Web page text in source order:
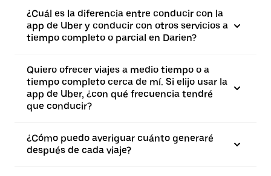
¿Cuál es la diferencia entre conducir con la
app de Uber y conducir con otros servicios a
tiempo completo o parcial en Darien?
Quiero ofrecer viajes a medio tiempo o a
tiempo completo cerca de mí. Si elijo usar la
app de Uber, ¿con qué frecuencia tendré
que conducir?
¿Cómo puedo averiguar cuánto generaré
después de cada viaje?